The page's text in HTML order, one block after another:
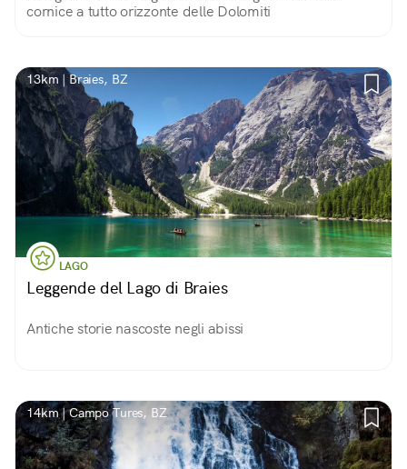
cornice a tutto orizzonte delle Dolomiti
13km | Braies, BZ
LAGO
Leggende del Lago di Braies
Antiche storie nascoste negli abissi
14km | Campo Tures, BZ